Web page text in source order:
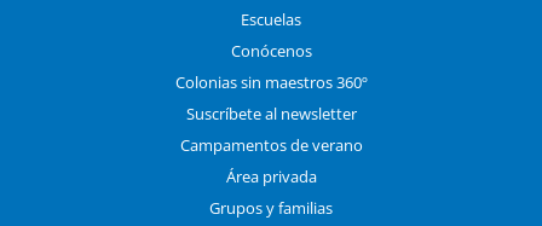
Escuelas
Conócenos
Colonias sin maestros 360º
Suscríbete al newsletter
Campamentos de verano
Área privada
Grupos y familias